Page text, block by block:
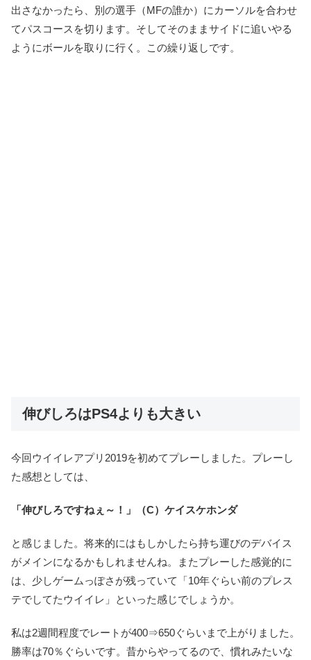
出さなかったら、別の選手（MFの誰か）にカーソルを合わせ
てパスコースを切ります。そしてそのままサイドに追いやる
ようにボールを取りに行く。この繰り返しです。
伸びしろはPS4よりも大きい
今回ウイイレアプリ2019を初めてプレーしました。プレーし
た感想としては、
「伸びしろですねぇ～！」（C）ケイスケホンダ
と感じました。将来的にはもしかしたら持ち運びのデバイス
がメインになるかもしれませんね。またプレーした感覚的に
は、少しゲームっぽさが残っていて「10年ぐらい前のプレス
テでしてたウイイレ」といった感じでしょうか。
私は2週間程度でレートが400⇒650ぐらいまで上がりました。
勝率は70％ぐらいです。昔からやってるので、慣れみたいな